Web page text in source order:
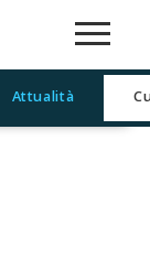
Attualità